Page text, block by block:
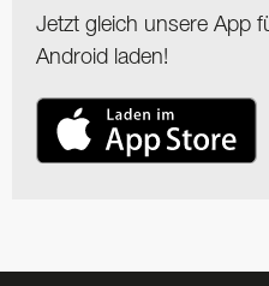
Jetzt gleich unsere App
Android laden!